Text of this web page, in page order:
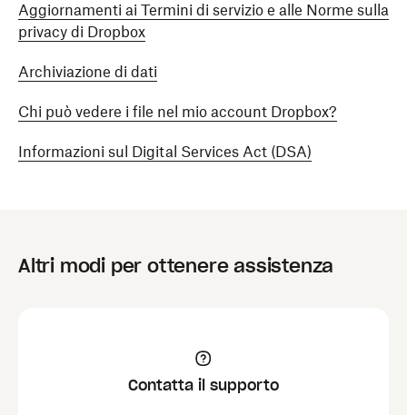
Aggiornamenti ai Termini di servizio e alle Norme sulla
privacy di Dropbox
Archiviazione di dati
Chi può vedere i file nel mio account Dropbox?
Informazioni sul Digital Services Act (DSA)
Altri modi per ottenere assistenza
Contatta il supporto